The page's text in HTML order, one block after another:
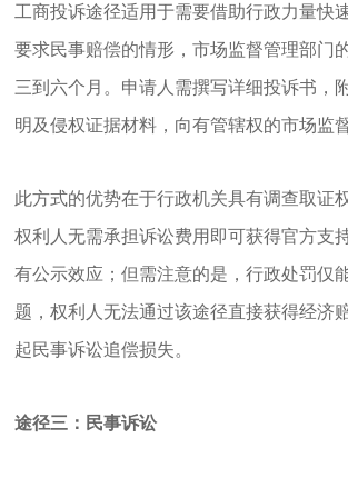
工商投诉途径适用于需要借助行政力量快
要求民事赔偿的情形，市场监督管理部门
三到六个月。申请人需撰写详细投诉书，
明及侵权证据材料，向有管辖权的市场监
此方式的优势在于行政机关具有调查取证
权利人无需承担诉讼费用即可获得官方支
有公示效应；但需注意的是，行政处罚仅
题，权利人无法通过该途径直接获得经济
起民事诉讼追偿损失。
途径三：民事诉讼